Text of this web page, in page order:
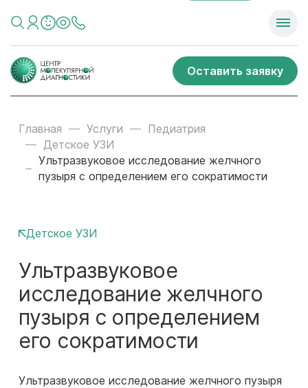
Оставить заявку
Главная Услуги
Педиатрия
Детское УЗИ
Ультразвуковое исследование желчного
пузыря с определением его сократимости
Детское УЗИ
Ультразвуковое
исследование желчного
пузыря с определением
его сократимости
Ультразвуковое исследование желчного пузыря